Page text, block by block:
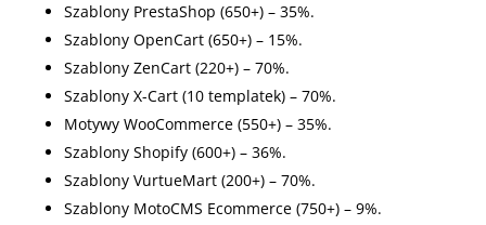
Szablony PrestaShop (650+) – 35%.
Szablony OpenCart (650+) – 15%.
Szablony ZenCart (220+) – 70%.
Szablony X-Cart (10 templatek) – 70%.
Motywy WooCommerce (550+) – 35%.
Szablony Shopify (600+) – 36%.
Szablony VurtueMart (200+) – 70%.
Szablony MotoCMS Ecommerce (750+) – 9%.